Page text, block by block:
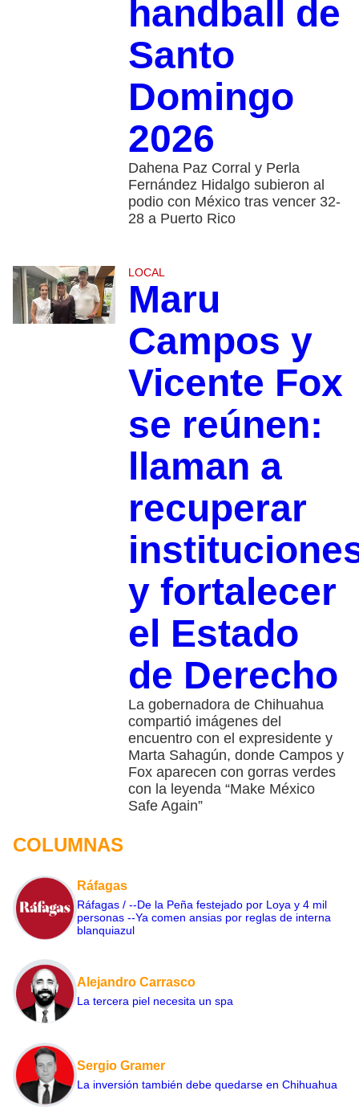
handball de
Santo
Domingo
2026
Dahena Paz Corral y Perla
Fernández Hidalgo subieron al
podio con México tras vencer 32-
28 a Puerto Rico
LOCAL
Maru
Campos y
Vicente Fox
se reúnen:
llaman a
recuperar
y fortalecer
el Estado
de Derecho
La gobernadora de Chihuahua
compartió imágenes del
encuentro con el expresidente y
Marta Sahagún, donde Campos y
Fox aparecen con gorras verdes
con la leyenda “Make México
Safe Again”
COLUMNAS
Ráfagas
Ráfagas / --De la Peña festejado por Loya y 4 mil
personas --Ya comen ansias por reglas de interna
blanquiazul
Alejandro Carrasco
La tercera piel necesita un spa
Sergio Gramer
La inversión también debe quedarse en Chihuahua